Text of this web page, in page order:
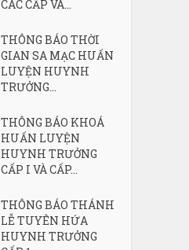
CÁC CẤP VÀ...
THÔNG BÁO THỜI
GIAN SA MẠC HUẤN
LUYỆN HUYNH
TRƯỞNG...
THÔNG BÁO KHOÁ
HUẤN LUYỆN
HUYNH TRƯỞNG
CẤP I VÀ CẤP...
THÔNG BÁO THÁNH
LỄ TUYÊN HỨA
HUYNH TRƯỞNG